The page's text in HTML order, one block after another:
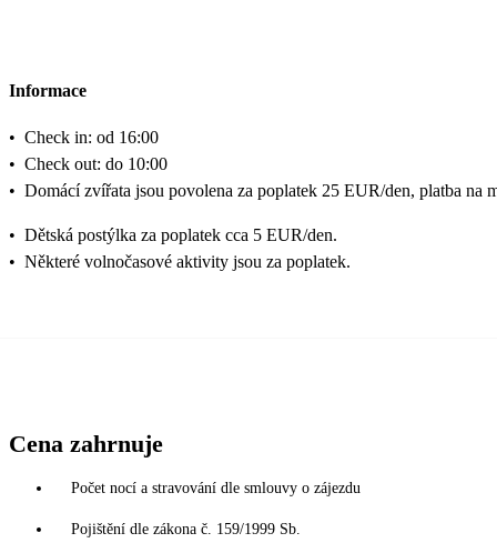
Informace
• Check in: od 16:00
• Check out: do 10:00
• Domácí zvířata jsou povolena za poplatek 25 EUR/den, platba na
• Dětská postýlka za poplatek cca 5 EUR/den.
• Některé volnočasové aktivity jsou za poplatek.
Cena zahrnuje
Počet nocí a stravování dle smlouvy o zájezdu
Pojištění dle zákona č. 159/1999 Sb.